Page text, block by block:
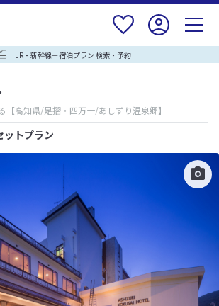
JR・新幹線＋宿泊プラン 検索・予約
【高知県/足摺・四万十/あしずり温泉郷】
ットプラン